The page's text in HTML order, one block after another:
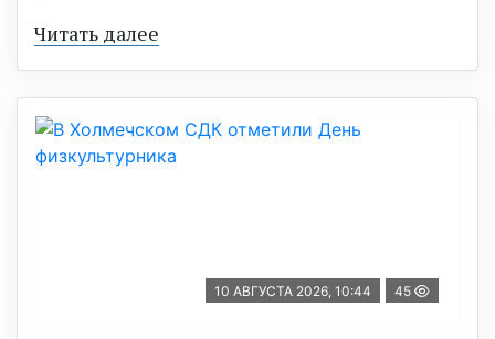
Читать далее
10 АВГУСТА 2026, 10:44 45